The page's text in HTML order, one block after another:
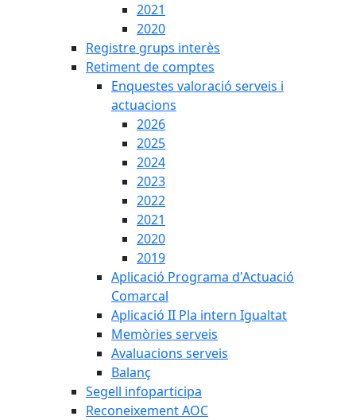
2021
2020
Registre grups interès
Retiment de comptes
Enquestes valoració serveis i
actuacions
2026
2025
2024
2023
2022
2021
2020
2019
Aplicació Programa d'Actuació
Comarcal
Aplicació II Pla intern Igualtat
Memòries serveis
Avaluacions serveis
Balanç
Segell infoparticipa
Reconeixement AOC